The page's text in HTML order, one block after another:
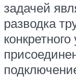
задачей
разводка
конкретного